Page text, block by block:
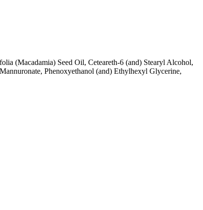
(Macadamia) Seed Oil, Ceteareth-6 (and) Stearyl Alcohol,
Phenoxyethanol (and) Ethylhexyl Glycerine,